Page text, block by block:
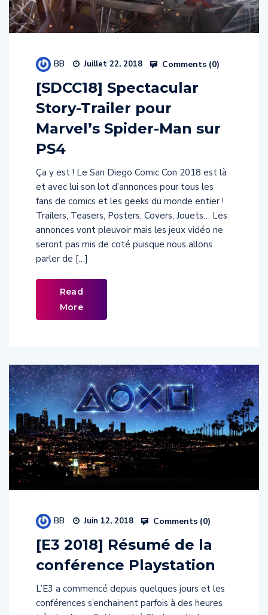
BB Juillet 22, 2018 Comments (0)
[SDCC18] Spectacular
Story-Trailer pour
Marvel’s Spider-Man sur
PS4
Ça y est ! Le San Diego Comic Con 2018 est là
et avec lui son lot d’annonces pour tous les
fans de comics et les geeks du monde entier !
Trailers, Teasers, Posters, Covers, Jouets… Les
annonces vont pleuvoir mais les jeux vidéo ne
seront pas mis de coté puisque nous allons
parler de […]
Read
More
BB Juin 12, 2018 Comments (0)
[E3 2018] Résumé de la
conférence Playstation
L’E3 a commencé depuis quelques jours et les
conférences s’enchainent parfois à des heures